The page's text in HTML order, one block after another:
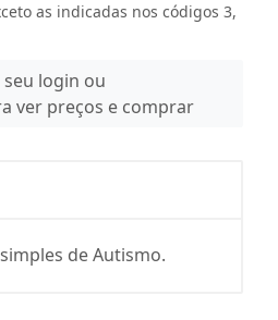
as indicadas nos códigos 3,
seu login ou
ver preços e comprar
de Autismo.